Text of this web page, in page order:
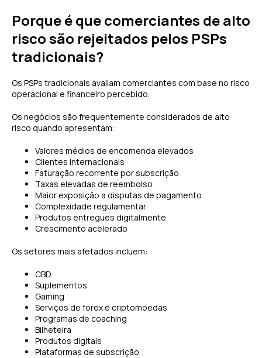
Porque é que comerciantes de alto
risco são rejeitados pelos PSPs
tradicionais?
Os PSPs tradicionais avaliam comerciantes com base no risco
operacional e financeiro percebido.
Os negócios são frequentemente considerados de alto
risco quando apresentam:
Valores médios de encomenda elevados
Clientes internacionais
Faturação recorrente por subscrição
Taxas elevadas de reembolso
Maior exposição a disputas de pagamento
Complexidade regulamentar
Produtos entregues digitalmente
Crescimento acelerado
Os setores mais afetados incluem:
CBD
Suplementos
Gaming
Serviços de forex e criptomoedas
Programas de coaching
Bilheteira
Produtos digitais
Plataformas de subscrição